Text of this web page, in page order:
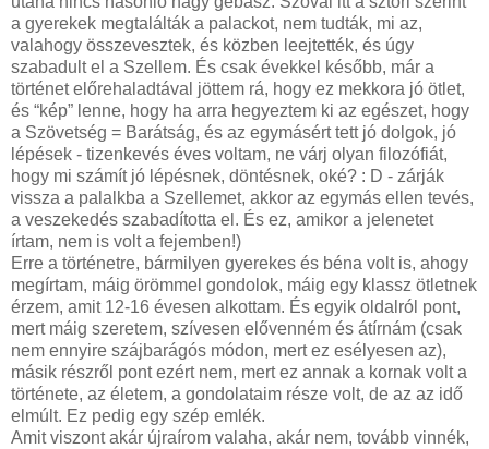
a gyerekek megtalálták a palackot, nem tudták, mi az,
valahogy összevesztek, és közben leejtették, és úgy
szabadult el a Szellem. És csak évekkel később, már a
történet előrehaladtával jöttem rá, hogy ez mekkora jó ötlet,
és “kép” lenne, hogy ha arra hegyeztem ki az egészet, hogy
a Szövetség = Barátság, és az egymásért tett jó dolgok, jó
lépések - tizenkevés éves voltam, ne várj olyan filozófiát,
hogy mi számít jó lépésnek, döntésnek, oké? : D - zárják
vissza a palalkba a Szellemet, akkor az egymás ellen tevés,
a veszekedés szabadította el. És ez, amikor a jelenetet
írtam, nem is volt a fejemben!)
Erre a történetre, bármilyen gyerekes és béna volt is, ahogy
megírtam, máig örömmel gondolok, máig egy klassz ötletnek
érzem, amit 12-16 évesen alkottam. És egyik oldalról pont,
mert máig szeretem, szívesen elővenném és átírnám (csak
nem ennyire szájbarágós módon, mert ez esélyesen az),
másik részről pont ezért nem, mert ez annak a kornak volt a
története, az életem, a gondolataim része volt, de az az idő
elmúlt. Ez pedig egy szép emlék.
Amit viszont akár újraírom valaha, akár nem, tovább vinnék,